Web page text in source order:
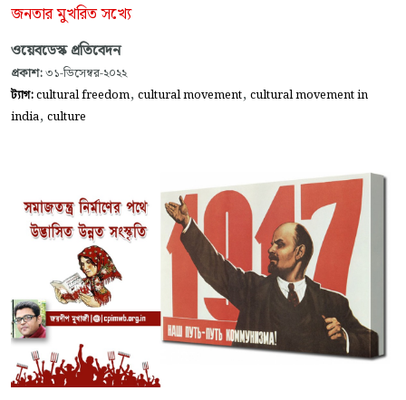
জনতার মুখরিত সখ্যে
ওয়েবডেস্ক প্রতিবেদন
প্রকাশ:৩১-ডিসেম্বর-২০২২
ট্যাগ:cultural freedom, cultural movement, cultural movement in
india, culture